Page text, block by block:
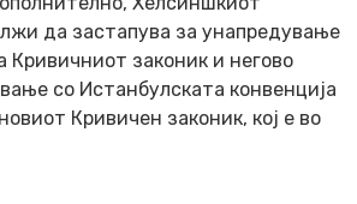
да застапува за унапредување
Кривичниот законик и негово
со Истанбулската конвенција
Кривичен законик, кој е во